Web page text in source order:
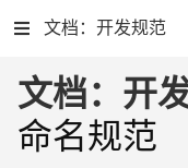
文档：开发规范
文档：开
命名规范